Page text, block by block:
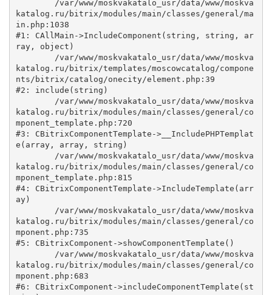
katalog.ru/bitrix/modules/main/classes/general/ma
in.php:1038
#1: CAllMain->IncludeComponent(string, string, ar
ray, object)
katalog.ru/bitrix/templates/moscowcatalog/compone
nts/bitrix/catalog/onecity/element.php:39
#2: include(string)
katalog.ru/bitrix/modules/main/classes/general/co
mponent_template.php:720
#3: CBitrixComponentTemplate->__IncludePHPTemplat
e(array, array, string)
katalog.ru/bitrix/modules/main/classes/general/co
mponent_template.php:815
#4: CBitrixComponentTemplate->IncludeTemplate(arr
ay)
katalog.ru/bitrix/modules/main/classes/general/co
mponent.php:735
#5: CBitrixComponent->showComponentTemplate()
katalog.ru/bitrix/modules/main/classes/general/co
mponent.php:683
#6: CBitrixComponent->includeComponentTemplate(st